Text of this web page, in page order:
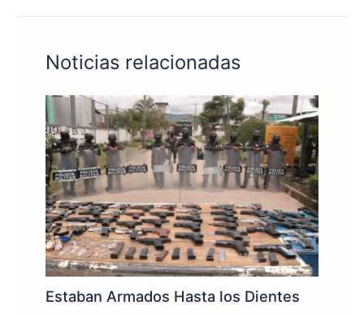
Noticias relacionadas
Estaban Armados Hasta los Dientes